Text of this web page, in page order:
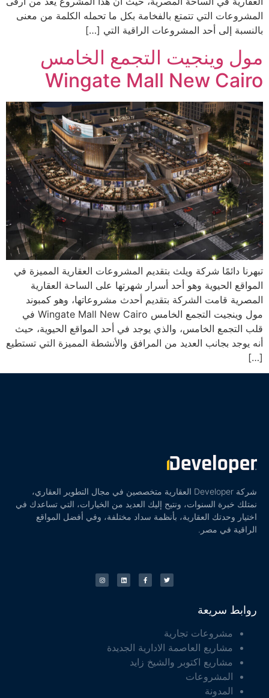
المشروعات التي تتمتع بالفخامة بكل ما تحمله الكلمة من معنى
بالنسبة إلى أحد المشروعات الراقية التي […]
مول وينجيت التجمع الخامس
Wingate Mall New Cairo
تبهرنا دائمًا شركة ويلث بتقديم المشروعات العقارية المميزة في
المواقع الحيوية وهو أحد أسرار شهرتها على الساحة العقارية
المصرية قامت الشركة بتقديم أحدث مشروعاتها، وهو كمبوند
مول وينجيت التجمع الخامس Wingate Mall New Cairo في
قلب التجمع الخامس، والذي يوجد في أحد المواقع الحيوية، حيث
أنه يوجد بجانب العديد من المرافق والأنشطة المميزة التي تستطيع
[…]
شركة Developer العقارية متخصصين في مجال التطوير العقاري،
نمتلك خبرة السنوات، ونتيح إليك العديد من الخيارات، التي تساعدك في
اختيار وحدتك العقارية، بأنظمة سداد مختلفة، وفي أفضل المواقع
الراقية في مصر.
روابط سريعة
مشروعات تجارية
مشاريع العاصمة الادارية الجديدة
مشاريع اكتوبر والشيخ زايد
المشروعات
المدونة